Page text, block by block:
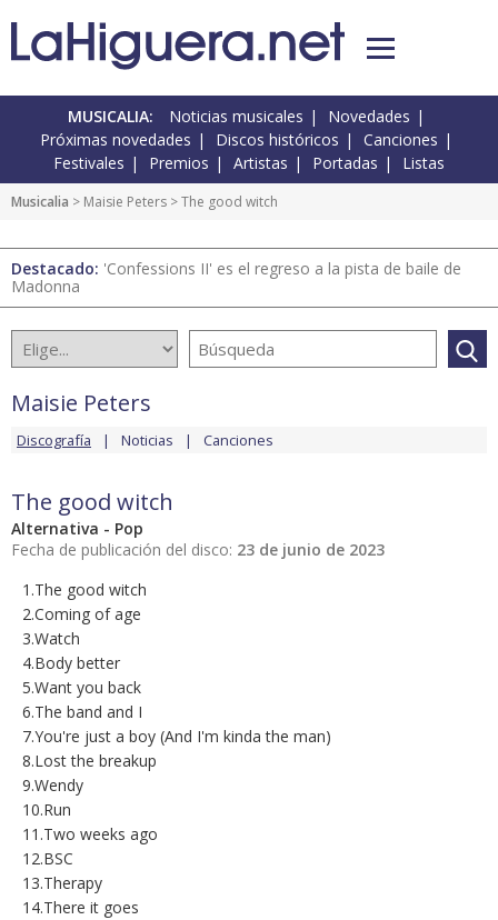
MUSICALIA: Noticias musicales
Novedades
Próximas novedades
Discos históricos
Canciones
Festivales
Premios Artistas Portadas Listas
Musicalia > Maisie Peters > The good witch
Destacado: 'Confessions II' es el regreso a la pista de baile de
Madonna
Maisie Peters
Discografía Noticias Canciones
The good witch
Alternativa - Pop
Fecha de publicación del disco: 23 de junio de 2023
1.The good witch
2.Coming of age
3.Watch
4.Body better
5.Want you back
6.The band and I
7.You're just a boy (And I'm kinda the man)
8.Lost the breakup
9.Wendy
10.Run
11.Two weeks ago
12.BSC
13.Therapy
14.There it goes